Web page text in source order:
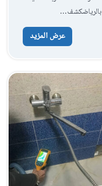
بالرياضكشف…
عرض المزيد